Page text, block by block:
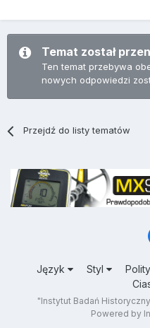
Temat został
Ten temat przebywa
nowych odpowiedzi
Przejdź do listy tematów
Język Styl
"Instytut Badań
Powered by